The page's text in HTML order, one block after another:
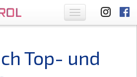
Toggle
navigation
Top- und